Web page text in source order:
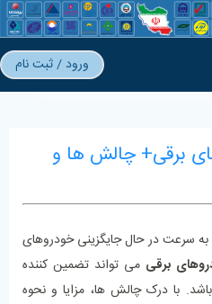
ورود / ثبت نام
برقی+ چالش ها و
به ‌سرعت در حال جایگزینی خودروهای
برقی می ‌تواند تضمین‌ کننده
با درک چالش‌ ها، مزایا و نحوه